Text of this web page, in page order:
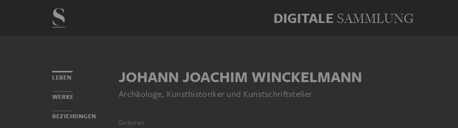
DIGITALE SAMMLUNG
LEBEN
WERKE
BEZIEHUNGEN
JOHANN JOACHIM WINCKELMANN
Archäologe, Kunsthistoriker und Kunstschriftsteller
Geboren